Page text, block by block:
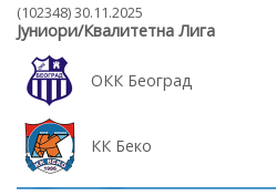
(102348) 30.11.2025
Јуниори/Квалитетна Лига
ОКК Београд
КК Беко